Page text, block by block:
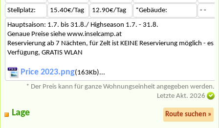
Stellplatz:
15.40€/Tag 12.90€/Tag *Gebäude:
- -
Hauptsaison: 1.7. bis 31.8./ Highseason 1.7. - 31.8.
Genaue Preise siehe www.inselcamp.at
Reservierung ab 7 Nächten, für Zelt ist KEINE Reservierung möglich - es
Verfügung, GRATIS WLAN
Price 2023.png(163Kb)...
* Der Preis kann für ganze Wohnungseinheit angegeben werden.
Letzte Akt. 2026
Lage Route suchen »